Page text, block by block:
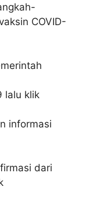
COVID-
lalu klik
informasi
dari